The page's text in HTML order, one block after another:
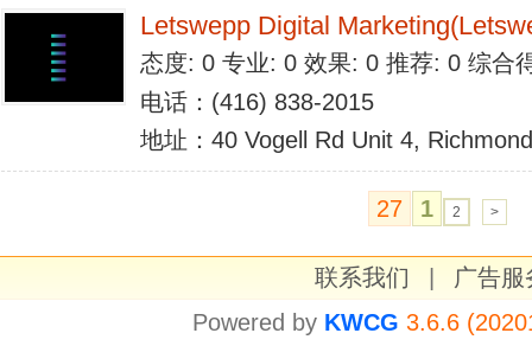
Letswepp Digital
态度: 0 专业: 0 效果: 0 推荐: 0 综合
电话：(416) 838-2015
地址：40 Vogell Rd Unit 4,
27 1 2 >
联系我们
广告服
Powered by KWCG 3.6.6